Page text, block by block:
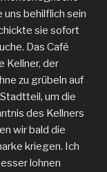
uns behilflich sein
sie sofort
Das Café
Kellner, der
zu grübeln auf
um die
des Kellners
wir bald die
kriegen. Ich
lohnen